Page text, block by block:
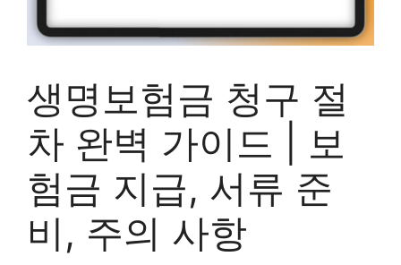
생명보험금 청구 절
차 완벽 가이드 | 보
험금 지급, 서류 준
비, 주의 사항